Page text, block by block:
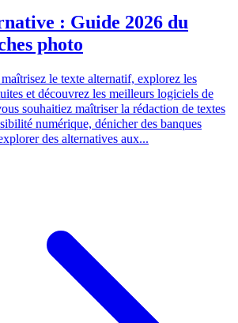
: Guide 2026 du
photo
le texte alternatif, explorez les
et découvrez les meilleurs logiciels de
souhaitiez maîtriser la rédaction de textes
numérique, dénicher des banques
des alternatives aux...